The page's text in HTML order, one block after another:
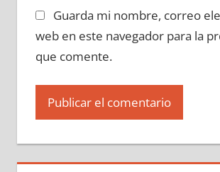
Guarda mi nombre, correo
web en este navegador para la
que comente.